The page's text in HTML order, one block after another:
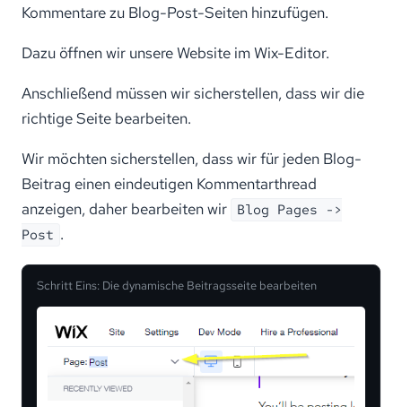
Kommentare zu Blog-Post-Seiten hinzufügen.
Dazu öffnen wir unsere Website im Wix-Editor.
Anschließend müssen wir sicherstellen, dass wir die
richtige Seite bearbeiten.
Wir möchten sicherstellen, dass wir für jeden Blog-
Beitrag einen eindeutigen Kommentarthread
anzeigen, daher bearbeiten wir Blog Pages ->
Post .
Schritt Eins: Die dynamische Beitragsseite bearbeiten